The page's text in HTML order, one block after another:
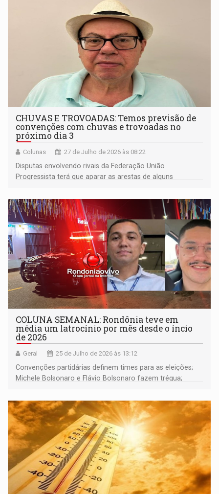
CHUVAS E TROVOADAS: Temos previsão de
convenções com chuvas e trovoadas no
próximo dia 3
Colunas 27 de Julho de 2026 às 08:22
Disputas envolvendo rivais da Federação União
Progressista terá que aparar as arestas de alguns
COLUNA SEMANAL: Rondônia teve em
média um latrocínio por mês desde o íncio
de 2026
Geral 25 de Julho de 2026 às 13:12
Convenções partidárias definem times para as eleições;
Michele Bolsonaro e Flávio Bolsonaro fazem trégua;
mais